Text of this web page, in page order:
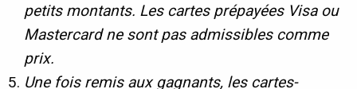
petits montants. Les cartes prépayées Visa ou
Mastercard ne sont pas admissibles comme
prix.
Une fois remis aux gagnants, les cartes-